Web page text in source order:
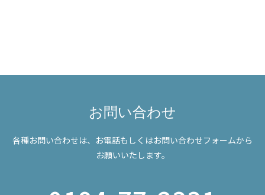
お問い合わせ
各種お問い合わせは、お電話もしくはお問い合わせフォームから
お願いいたします。